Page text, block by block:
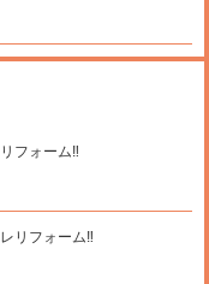
フォーム‼
リフォーム‼